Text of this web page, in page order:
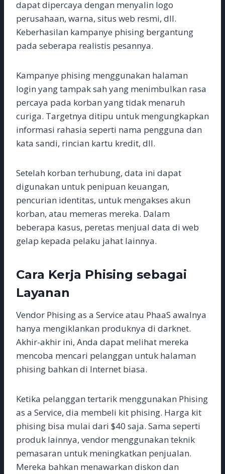
dapat dipercaya dengan menyalin logo
perusahaan, warna, situs web resmi, dll.
Keberhasilan kampanye phising bergantung
pada seberapa realistis pesannya.
Kampanye phising menggunakan halaman
login yang tampak sah yang menimbulkan rasa
percaya pada korban yang tidak menaruh
curiga. Targetnya ditipu untuk mengungkapkan
informasi rahasia seperti nama pengguna dan
kata sandi, rincian kartu kredit, dll.
Setelah korban terhubung, data ini dapat
digunakan untuk penipuan keuangan,
pencurian identitas, untuk mengakses akun
korban, atau memeras mereka. Dalam
beberapa kasus, peretas menjual data di web
gelap kepada pelaku jahat lainnya.
Cara Kerja Phising sebagai
Layanan
Vendor Phising as a Service atau PhaaS awalnya
hanya mengiklankan produknya di darknet.
Akhir-akhir ini, Anda dapat melihat mereka
mencoba mencari pelanggan untuk halaman
phising bahkan di Internet biasa.
Ketika pelanggan tertarik menggunakan Phising
as a Service, dia membeli kit phising. Harga kit
phising bisa mulai dari $40 saja. Sama seperti
produk lainnya, vendor menggunakan teknik
pemasaran untuk meningkatkan penjualan.
Mereka bahkan menawarkan diskon dan